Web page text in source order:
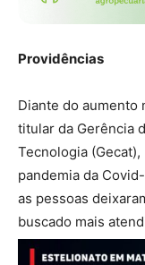
Providências
Diante do aumento
titular da Gerência
Tecnologia
pandemia da
as pessoas
buscado mais